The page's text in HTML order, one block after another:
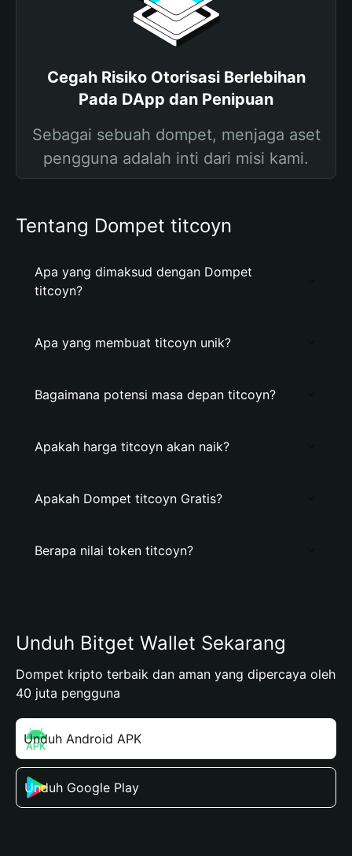
Cegah Risiko Otorisasi Berlebihan
Pada DApp dan Penipuan
Sebagai sebuah dompet, menjaga aset
pengguna adalah inti dari misi kami.
Tentang Dompet titcoyn
Apa yang dimaksud dengan Dompet
titcoyn?
Apa yang membuat titcoyn unik?
Bagaimana potensi masa depan titcoyn?
Apakah harga titcoyn akan naik?
Apakah Dompet titcoyn Gratis?
Berapa nilai token titcoyn?
Unduh Bitget Wallet Sekarang
Dompet kripto terbaik dan aman yang dipercaya oleh
40 juta pengguna
Unduh Android APK
Unduh Google Play